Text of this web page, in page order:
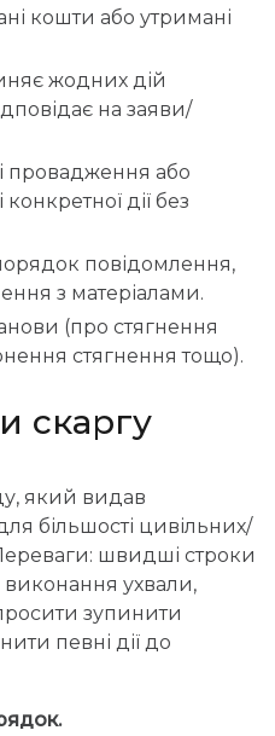
кошти або утримані
жодних дій
на заяви/
провадження або
дії без
повідомлення,
з матеріалами.
(про стягнення
стягнення тощо).
скаргу
який видав
більшості цивільних/
швидші строки
виконання ухвали,
зупинити
певні дії до